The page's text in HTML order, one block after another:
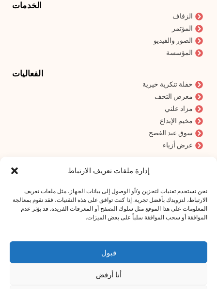
إدارة ملفات تعريف الارتباط
نحن نستخدم تقنيات لتخزين و/أو الوصول إلى بيانات الجهاز، مثل ملفات تعريف
الارتباط، لتزويدك بأفضل تجربة. إذا كنت توافق على هذه التقنيات، فقد نقوم بمعالجة
المعلومات على هذا الموقع مثل سلوك التصفح أو المعرفات الفريدة. قد يؤثر عدم
الموافقة أو سحب الموافقة سلباً على بعض الميزات.
قبول
أنا أرفض
الخدمات
الزفاف
المؤتمر
الصور والفيديو
المؤسسة
الفعاليات
حفلة تنكرية خيرية
معرض التحف
مزاد علني
مخيم الإبداع
سوق عيد الفصح
عرض أزياء
اشترك في نشرتنا الإخبارية!
عنوان البريد الإلكتروني*